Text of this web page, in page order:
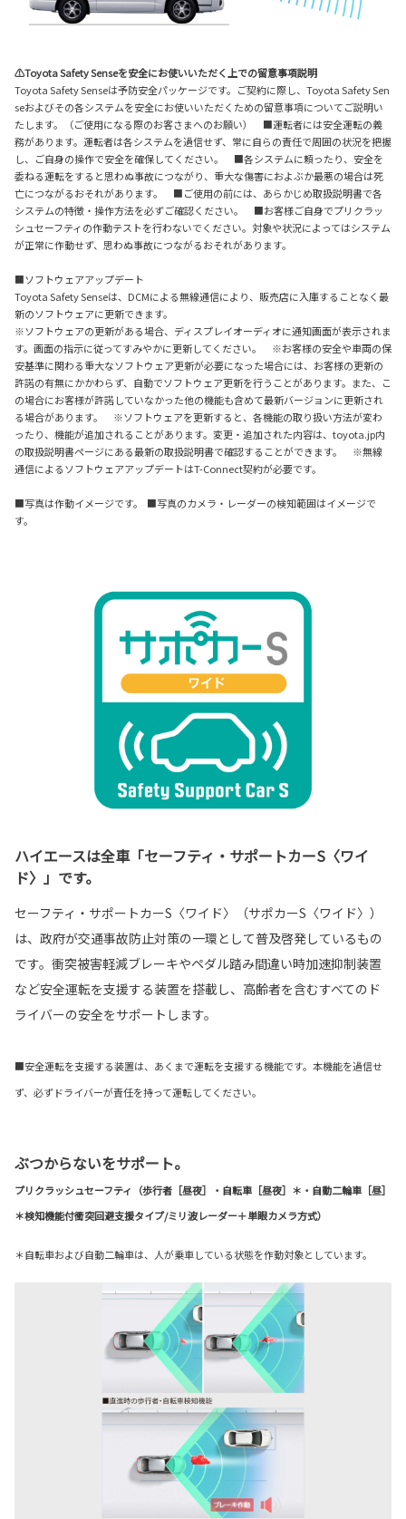
⚠Toyota Safety Senseを安全にお使いいただく上での留意事項説明
Toyota Safety Senseは予防安全パッケージです。ご契約に際し、Toyota Safety Sen
seおよびその各システムを安全にお使いいただくための留意事項についてご説明い
たします。（ご使用になる際のお客さまへのお願い） ■運転者には安全運転の義
務があります。運転者は各システムを過信せず、常に自らの責任で周囲の状況を把握
し、ご自身の操作で安全を確保してください。 ■各システムに頼ったり、安全を
委ねる運転をすると思わぬ事故につながり、重大な傷害におよぶか最悪の場合は死
亡につながるおそれがあります。 ■ご使用の前には、あらかじめ取扱説明書で各
システムの特徴・操作方法を必ずご確認ください。 ■お客様ご自身でプリクラッ
シュセーフティの作動テストを行わないでください。対象や状況によってはシステム
が正常に作動せず、思わぬ事故につながるおそれがあります。
■ソフトウェアアップデート
Toyota Safety Senseは、DCMによる無線通信により、販売店に入庫することなく最
新のソフトウェアに更新できます。
※ソフトウェアの更新がある場合、ディスプレイオーディオに通知画面が表示されま
す。画面の指示に従ってすみやかに更新してください。 ※お客様の安全や車両の保
安基準に関わる重大なソフトウェア更新が必要になった場合には、お客様の更新の
許諾の有無にかかわらず、自動でソフトウェア更新を行うことがあります。また、こ
の場合にお客様が許諾していなかった他の機能も含めて最新バージョンに更新され
る場合があります。 ※ソフトウェアを更新すると、各機能の取り扱い方法が変わ
ったり、機能が追加されることがあります。変更・追加された内容は、toyota.jp内
の取扱説明書ページにある最新の取扱説明書で確認することができます。 ※無線
通信によるソフトウェアアップデートはT-Connect契約が必要です。
■写真は作動イメージです。 ■写真のカメラ・レーダーの検知範囲はイメージで
す。
ハイエースは全車「セーフティ・サポートカーS〈ワイ
ド〉」です。
セーフティ・サポートカーS〈ワイド〉（サポカーS〈ワイド〉）
は、政府が交通事故防止対策の一環として普及啓発しているもの
です。衝突被害軽減ブレーキやペダル踏み間違い時加速抑制装置
など安全運転を支援する装置を搭載し、高齢者を含むすべてのド
ライバーの安全をサポートします。
■安全運転を支援する装置は、あくまで運転を支援する機能です。本機能を過信せ
ず、必ずドライバーが責任を持って運転してください。
ぶつからないをサポート。
プリクラッシュセーフティ（歩行者［昼夜］・自転車［昼夜］＊・自動二輪車［昼］
＊検知機能付衝突回避支援タイプ/ミリ波レーダー＋単眼カメラ方式）
＊自転車および自動二輪車は、人が乗車している状態を作動対象としています。